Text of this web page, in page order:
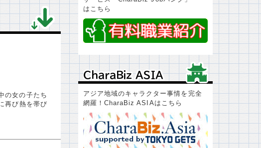
の女の子たち
再び熱を帯び
はこちら
ＣｈａｒａＢｉｚ ＡＳＩＡ
ＣｈａｒａＢｉｚ ＡＳＩＡ
アジア地域のキャラクター事情を完全
網羅！CharaBiz ASIAはこちら